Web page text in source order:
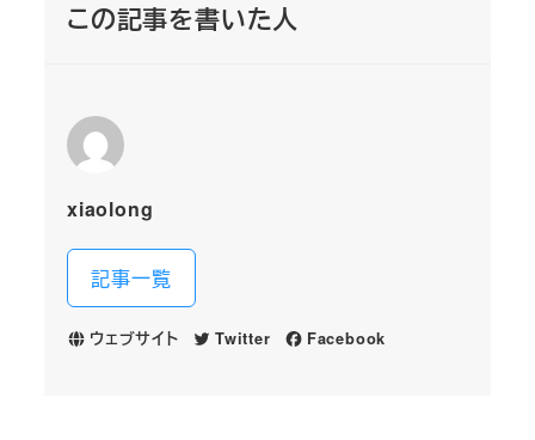
この記事を書いた人
xiaolong
記事一覧
ウェブサイト Twitter Facebook